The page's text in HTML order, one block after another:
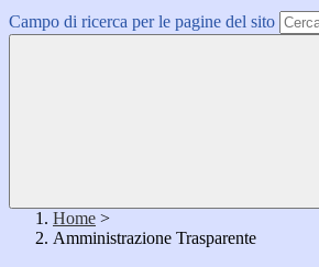
Campo di ricerca per le pagine del sito
Home >
Amministrazione Trasparente